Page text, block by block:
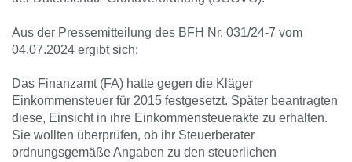
Aus der Pressemitteilung des BFH Nr. 031/24-7 vom
04.07.2024 ergibt sich:
Das Finanzamt (FA) hatte gegen die Kläger
Einkommensteuer für 2015 festgesetzt. Später beantragten
diese, Einsicht in ihre Einkommensteuerakte zu erhalten.
Sie wollten überprüfen, ob ihr Steuerberater
ordnungsgemäße Angaben zu den steuerlichen